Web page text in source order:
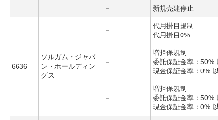
－ 新規売建停止
6636
ソルガム・ジャパ
ン・ホールディン
グス
－
代用掛目規制
代用掛目0%
－
増担保規制
委託保証金率：50%
現金保証金率：0%
－
増担保規制
委託保証金率：50%
現金保証金率：0%